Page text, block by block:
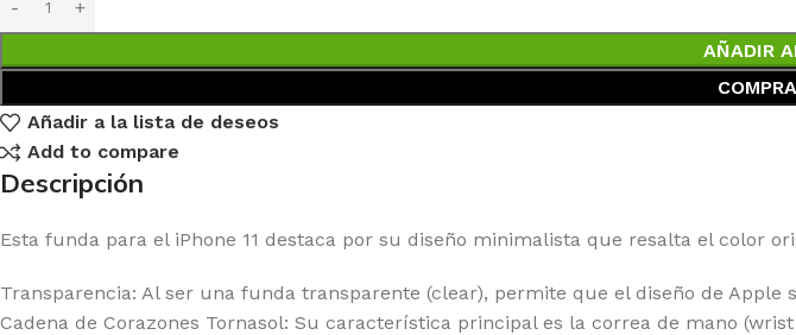
AÑADIR
Añadir a la lista de deseos
Add to compare
Descripción
Esta funda para el iPhone 11 destaca por su diseño minimalista que resalta el color
Transparencia: Al ser una funda transparente (clear), permite que el diseño de
Cadena de Corazones Tornasol: Su característica principal es la correa de mano